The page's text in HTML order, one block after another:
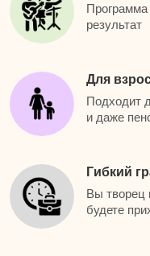
результат
Для
Подходит
и даже
Гибкий
Вы творец
будете